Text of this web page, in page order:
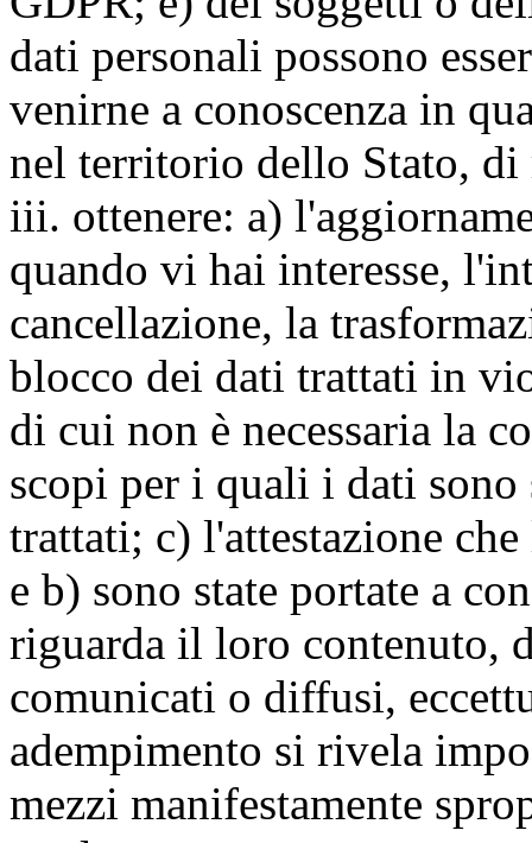
dati personali possono
venirne a conoscenza in
nel territorio dello Stato,
iii. ottenere: a)
quando vi hai interesse,
cancellazione, la
blocco dei dati trattati in
di cui non è necessaria la
scopi per i quali i dati sono
trattati; c) l'attestazione
e b) sono state portate a
riguarda il loro contenuto,
comunicati o diffusi,
adempimento si rivela
mezzi manifestamente